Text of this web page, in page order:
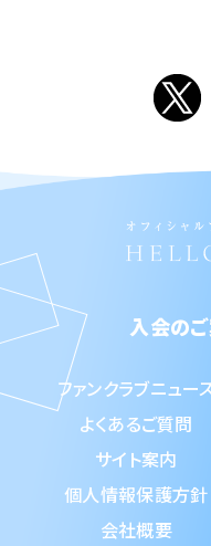
入会の
ファンクラブニュー
よくあるご質問
サイト案内
個人情報保護方針
会社概要